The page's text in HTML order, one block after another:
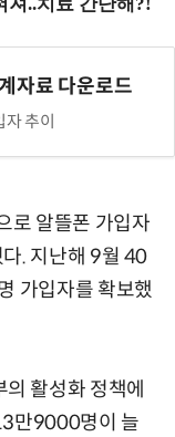
자료 다운로드
추이
로 알뜰폰 가입자
. 지난해 9월 40
가입자를 확보했
활성화 정책에
만9000명이 늘